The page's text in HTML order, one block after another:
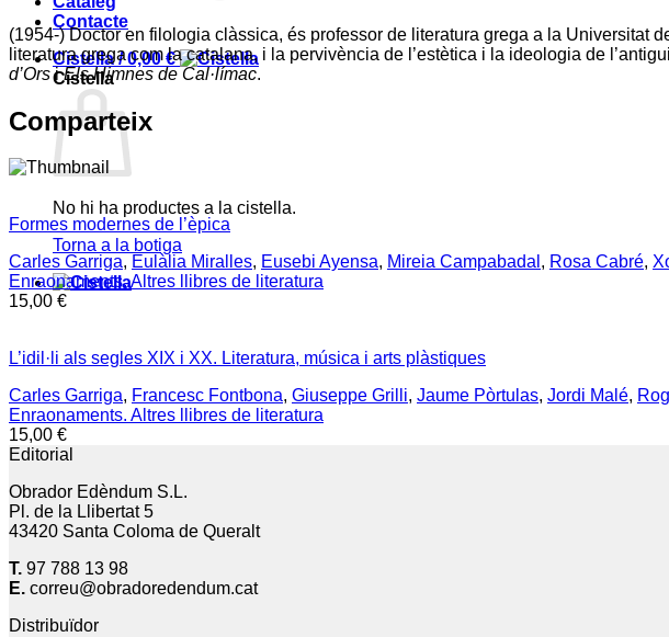
Contacte
Cistella /0,00€
Cistella
No hi ha productes a la cistella.
Torna a la botiga
(1954-) Doctor en filologia clàssica, és professor de literatura grega a la Universitat
literatura grega com la catalana, i la pervivència de l’estètica i la ideologia de
d’OrsiEls Himnes de Cal·límac.
Comparteix
Formes modernes de l’èpica
Carles Garriga, Eulàlia Miralles, Eusebi Ayensa, Mireia Campabadal , Rosa Cabré,
Enraonaments. Altres llibres de literatura
15,00 €
L’idil·li als segles XIX i XX. Literatura, música i arts plàstiques
Carles Garriga, Francesc Fontbona, Giuseppe Grilli, Jaume Pòrtulas, Jordi Malé,
Enraonaments. Altres llibres de literatura
15,00 €
Editorial
Obrador Edèndum S.L.
Pl. de la Llibertat 5
43420 Santa Coloma de Queralt
T. 97 788 13 98
E. correu@obradoredendum.cat
Distribuïdor